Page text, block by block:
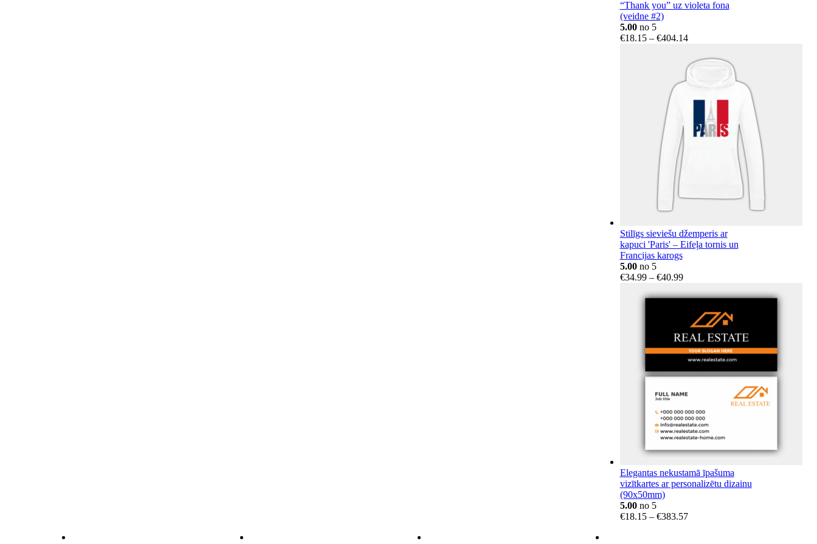
“Thank you” uz violeta fona
(veidne #2)
5.00no 5
€18.15 – €404.14Price
€18.15
through
Stilīgs sieviešu džemperis ar
kapuci 'Paris' – Eifeļa tornis un
Francijas karogs
5.00no 5
€34.99 – €40.99Price
€34.99
through
€40.99
Elegantas nekustamā īpašuma
vizītkartes ar personalizētu dizainu
(90x50mm)
5.00no 5
€18.15 – €383.57Price